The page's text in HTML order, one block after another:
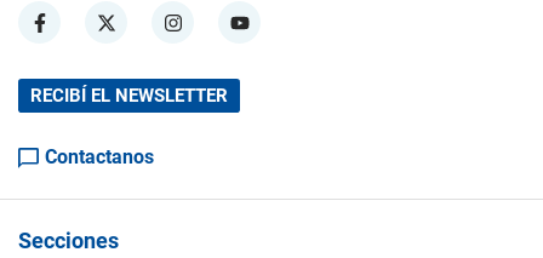
RECIBÍ EL NEWSLETTER
Contactanos
Secciones